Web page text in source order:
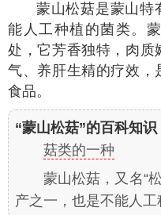
蒙山松菇是蒙山特
能人工种植的菌类。
处，它芳香独特，肉质
气、养肝生精的疗效，
食品。
“蒙山松菇”的百科知识
菇类的一种
蒙山松菇，又名“
产之一，也是不能人工